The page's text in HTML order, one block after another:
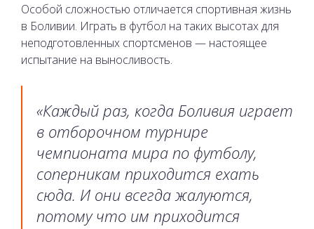
Особой сложностью отличается спортивная жизнь
в Боливии. Играть в футбол на таких высотах для
неподготовленных спортсменов — настоящее
испытание на выносливость.
«Каждый раз, когда Боливия играет
в отборочном турнире
чемпионата мира по футболу,
соперникам приходится ехать
сюда. И они всегда жалуются,
потому что им приходится